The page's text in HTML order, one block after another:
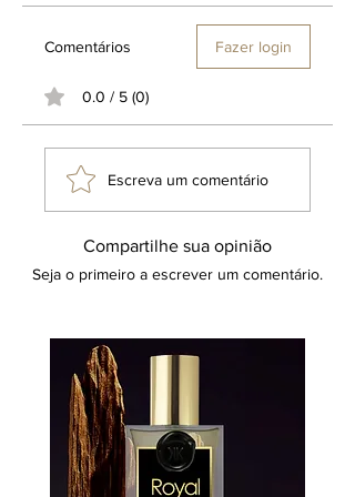
Comentários Fazer login
0.0 / 5 (0)
Escreva um comentário
Compartilhe sua opinião
Seja o primeiro a escrever um comentário.